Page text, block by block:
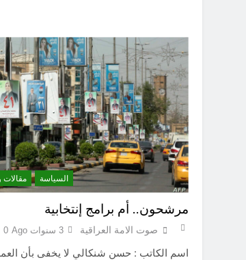
السياسة مقالات
مرشحون.. أم برامج إنتخابية
صوت الامة العراقية 3 سنوات Ago 0
اسم الكاتب : حسن شنكالي لا يخفى بأن